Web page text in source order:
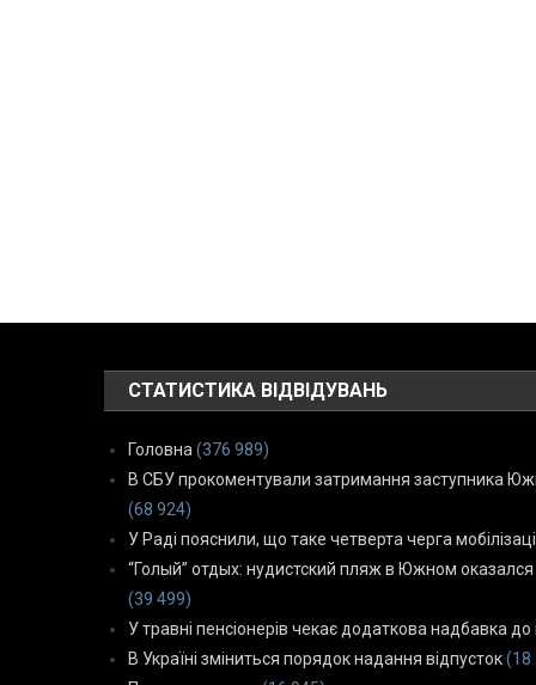
СТАТИСТИКА ВІДВІДУВАНЬ
Головна (376 989)
В СБУ прокоментували затримання заступника
(68 924)
У Раді пояснили, що таке четверта черга
“Голый” отдых: нудистский пляж в Южном
(39 499)
У травні пенсіонерів чекає додаткова надбавка до
В Україні зміниться порядок надання відпусток (18